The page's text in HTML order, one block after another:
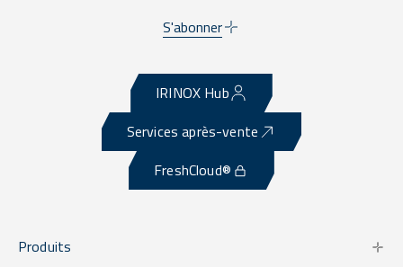
S'abonner
IRINOX Hub
Services après-vente
FreshCloud®
Produits